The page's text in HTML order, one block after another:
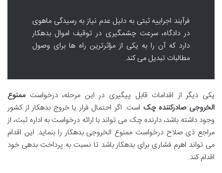
فرآیند اجراییه ثبتی به دلیل عدم نیاز به رسیدگی ماهوی
در دادگاه، سرعت چشمگیری در توقیف اموال بدهکار
دارد که آن را به یکی از مؤثرترین راه ها برای وصول
مطالبات تبدیل می کند.
یکی دیگر از اقدامات قابل پیگیری در این مرحله، درخواستممنوع
الخروجی صادرکننده چک است. اگر احتمال فرار یا خروج بدهکار از کشور
وجود داشته باشد، دارنده چک می تواند با ارائه درخواست به اداره ثبت، از
مراجع ذی صلاح درخواست ممنوع الخروجی بدهکار را بنماید. این اقدام
می تواند اهرم فشاری برای بدهکار باشد تا نسبت به پرداخت بدهی خود
اقدام کند.